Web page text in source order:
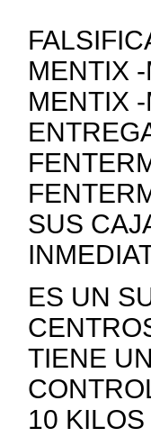
MENTIX
MENTIX
SUS
ES UN
TIENE
10